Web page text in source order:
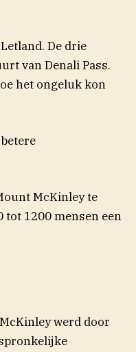
De drie
van Denali Pass.
het ongeluk kon
McKinley te
tot 1200 mensen een
werd door